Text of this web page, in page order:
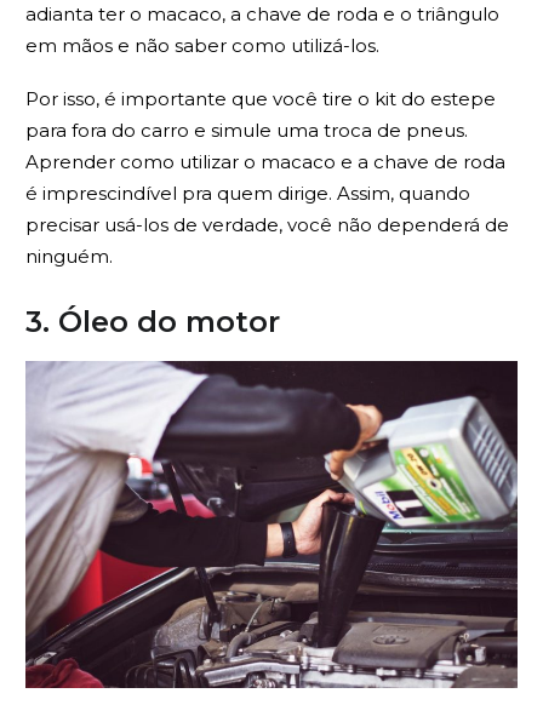
adianta ter o macaco, a chave de roda e o triângulo
em mãos e não saber como utilizá-los.
Por isso, é importante que você tire o kit do estepe
para fora do carro e simule uma troca de pneus.
Aprender como utilizar o macaco e a chave de roda
é imprescindível pra quem dirige. Assim, quando
precisar usá-los de verdade, você não dependerá de
ninguém.
3. Óleo do motor